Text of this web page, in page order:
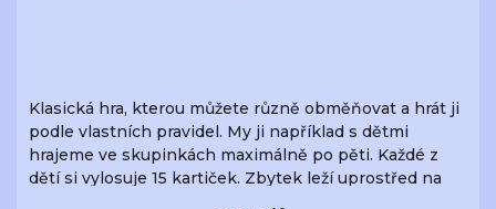
Klasická hra, kterou můžete různě obměňovat a hrát ji
podle vlastních pravidel. My ji například s dětmi
hrajeme ve skupinkách maximálně po pěti. Každé z
dětí si vylosuje 15 kartiček. Zbytek leží uprostřed na